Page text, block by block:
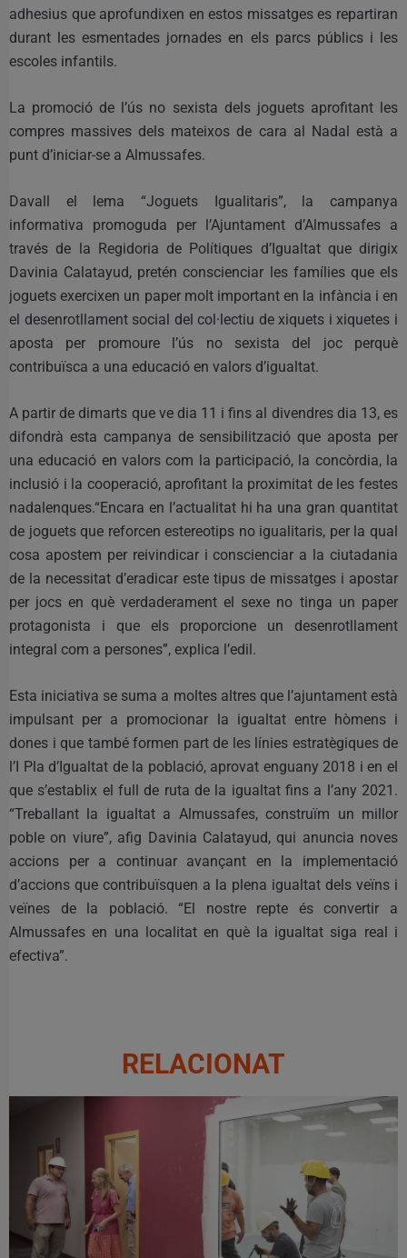
adhesius que aprofundixen en estos missatges es repartiran
durant les esmentades jornades en els parcs públics i les
escoles infantils.
La promoció de l’ús no sexista dels joguets aprofitant les
compres massives dels mateixos de cara al Nadal està a
punt d’iniciar-se a Almussafes.
Davall el lema “Joguets Igualitaris”, la campanya
informativa promoguda per l’Ajuntament d’Almussafes a
través de la Regidoria de Polítiques d’Igualtat que dirigix
Davinia Calatayud, pretén conscienciar les famílies que els
joguets exercixen un paper molt important en la infància i en
el desenrotllament social del col·lectiu de xiquets i xiquetes i
aposta per promoure l’ús no sexista del joc perquè
contribuïsca a una educació en valors d’igualtat.
A partir de dimarts que ve dia 11 i fins al divendres dia 13, es
difondrà esta campanya de sensibilització que aposta per
una educació en valors com la participació, la concòrdia, la
inclusió i la cooperació, aprofitant la proximitat de les festes
nadalenques.“Encara en l’actualitat hi ha una gran quantitat
de joguets que reforcen estereotips no igualitaris, per la qual
cosa apostem per reivindicar i conscienciar a la ciutadania
de la necessitat d’eradicar este tipus de missatges i apostar
per jocs en què verdaderament el sexe no tinga un paper
protagonista i que els proporcione un desenrotllament
integral com a persones”, explica l’edil.
Esta iniciativa se suma a moltes altres que l’ajuntament està
impulsant per a promocionar la igualtat entre hòmens i
dones i que també formen part de les línies estratègiques de
l’I Pla d’Igualtat de la població, aprovat enguany 2018 i en el
que s’establix el full de ruta de la igualtat fins a l’any 2021.
“Treballant la igualtat a Almussafes, construïm un millor
poble on viure”, afig Davinia Calatayud, qui anuncia noves
accions per a continuar avançant en la implementació
d’accions que contribuïsquen a la plena igualtat dels veïns i
veïnes de la població. “El nostre repte és convertir a
Almussafes en una localitat en què la igualtat siga real i
efectiva”.
RELACIONAT